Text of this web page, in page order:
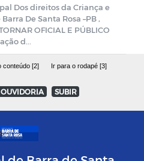
Dos direitos da Criança e
De Santa Rosa –PB ,
OFICIAL E PÚBLICO
d...
conteúdo [2] Ir para o rodapé [3]
OUVIDORIA SUBIR